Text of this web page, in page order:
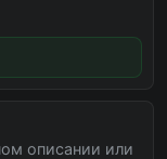
описании или